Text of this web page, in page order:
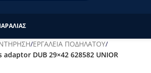
/ΕΡΓΑΛΕΙΑ ΠΟΔΗΛΑΤΟΥ/
adaptor DUB 29×42 628582 UNIOR